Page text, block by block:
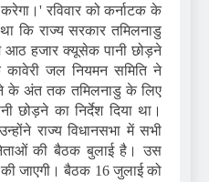
करेगा।' रविवार को कर्नाटक के
कि राज्य सरकार तमिलनाडु
आठ हजार क्यूसेक पानी छोड़ने
जल नियमन समिति ने
के अंत तक तमिलनाडु के लिए
छोड़ने का निर्देश दिया था।
राज्य विधानसभा में सभी
की बैठक बुलाई है। उस
जाएगी। बैठक 16 जुलाई को